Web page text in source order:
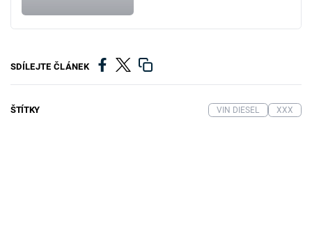
SDÍLEJTE ČLÁNEK
ŠTÍTKY VIN DIESEL XXX